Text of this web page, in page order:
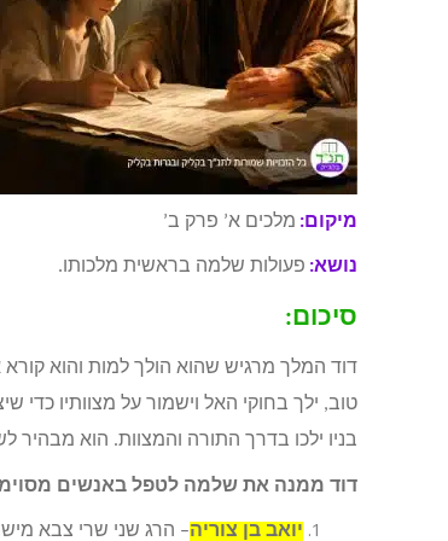
מיקום: מלכים א’ פרק ב’
נושא: פעולות שלמה בראשית מלכותו.
סיכום:
דוד המלך מרגיש שהוא הולך למות והוא קורא
טוב, ילך בחוקי האל וישמור על מצוותיו
בניו ילכו בדרך התורה והמצוות. הוא
דוד ממנה את שלמה לטפל באנשים
יואב בן צוריה– הרג שני שרי צבא